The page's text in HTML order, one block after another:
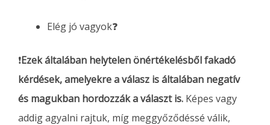
Elég jó vagyok❓
❗️Ezek általában helytelen önértékelésből fakadó
kérdések, amelyekre a válasz is általában negatív
és magukban hordozzák a választ is. Képes vagy
addig agyalni rajtuk, míg meggyőződéssé válik,